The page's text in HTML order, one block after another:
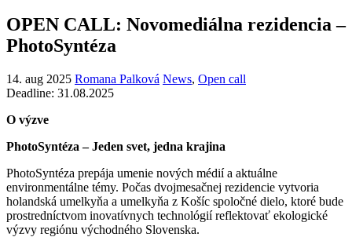
OPEN CALL: Novomediálna rezidencia –
PhotoSyntéza
14. aug 2025 Romana Palková News, Open call
Deadline: 31.08.2025
O výzve
PhotoSyntéza – Jeden svet, jedna krajina
PhotoSyntéza prepája umenie nových médií a aktuálne
environmentálne témy. Počas dvojmesačnej rezidencie vytvoria
holandská umelkyňa a umelkyňa z Košíc spoločné dielo, ktoré bude
prostredníctvom inovatívnych technológií reflektovať ekologické
výzvy regiónu východného Slovenska.